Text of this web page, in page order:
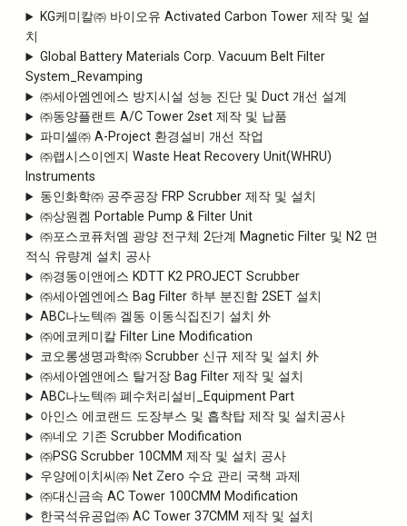
KG케미칼㈜ 바이오유 Activated Carbon Tower 제작 및 설
치
Global Battery Materials Corp. Vacuum Belt Filter
System_Revamping
㈜세아엠엔에스 방지시설 성능 진단 및 Duct 개선 설계
㈜동양플랜트 A/C Tower 2set 제작 및 납품
파미셀㈜ A-Project 환경설비 개선 작업
㈜랩시스이엔지 Waste Heat Recovery Unit(WHRU)
Instruments
동인화학㈜ 공주공장 FRP Scrubber 제작 및 설치
㈜상원켐 Portable Pump & Filter Unit
㈜포스코퓨처엠 광양 전구체 2단계 Magnetic Filter 및 N2 면
적식 유량계 설치 공사
㈜경동이앤에스 KDTT K2 PROJECT Scrubber
㈜세아엠엔에스 Bag Filter 하부 분진함 2SET 설치
ABC나노텍㈜ 겔동 이동식집진기 설치 外
㈜에코케미칼 Filter Line Modification
코오롱생명과학㈜ Scrubber 신규 제작 및 설치 外
㈜세아엠앤에스 탈거장 Bag Filter 제작 및 설치
ABC나노텍㈜ 폐수처리설비_Equipment Part
아인스 에코랜드 도장부스 및 흡착탑 제작 및 설치공사
㈜네오 기존 Scrubber Modification
㈜PSG Scrubber 10CMM 제작 및 설치 공사
우양에이치씨㈜ Net Zero 수요 관리 국책 과제
㈜대신금속 AC Tower 100CMM Modification
한국석유공업㈜ AC Tower 37CMM 제작 및 설치